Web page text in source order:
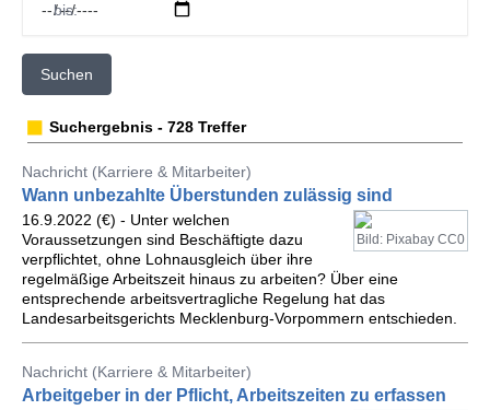
bis:
Suchen
Suchergebnis - 728 Treffer
Nachricht (Karriere & Mitarbeiter)
Wann unbezahlte Überstunden zulässig sind
Bild: Pixabay CC0
16.9.2022 (€) - Unter welchen
Voraussetzungen sind Beschäftigte dazu
verpflichtet, ohne Lohnausgleich über ihre
regelmäßige Arbeitszeit hinaus zu arbeiten? Über eine
entsprechende arbeitsvertragliche Regelung hat das
Landesarbeitsgerichts Mecklenburg-Vorpommern entschieden.
Nachricht (Karriere & Mitarbeiter)
Arbeitgeber in der Pflicht, Arbeitszeiten zu erfassen